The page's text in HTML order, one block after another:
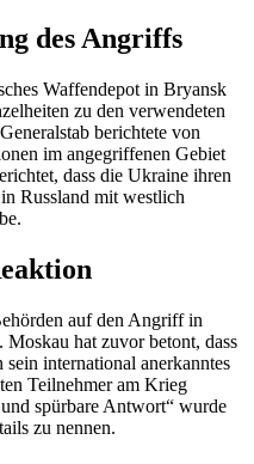
des Angriffs
Waffendepot in Bryansk
zu den verwendeten
berichtete von
im angegriffenen Gebiet
dass die Ukraine ihren
Russland mit westlich
auf den Angriff in
Moskau hat zuvor betont, dass
international anerkanntes
Teilnehmer am Krieg
spürbare Antwort“ wurde
zu nennen.